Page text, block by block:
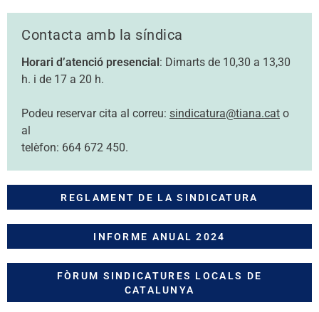
Contacta amb la síndica
Horari d’atenció presencial: Dimarts de 10,30 a 13,30
h. i de 17 a 20 h.
Podeu reservar cita al correu: sindicatura@tiana.cat o
al
telèfon: 664 672 450.
REGLAMENT DE LA SINDICATURA
INFORME ANUAL 2024
FÒRUM SINDICATURES LOCALS DE
CATALUNYA